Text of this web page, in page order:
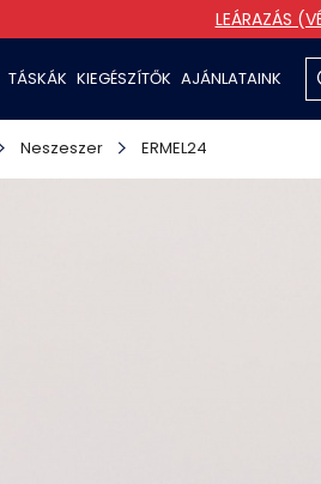
LEÁRAZÁS
TÁSKÁK KIEGÉSZÍTŐK AJÁNLATAINK
Neszeszer ERMEL24